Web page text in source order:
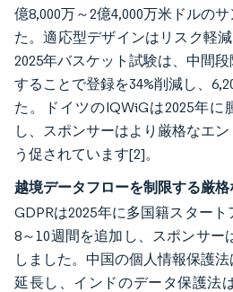
億8,000万～2億4,000万米ドルの
た。適応型デザインはリスク軽
2025年バスケット試験は、中間
することで登録を34%削減し、
た。ドイツのIQWiGは2025年に
し、スポンサーはより厳格なエ
う促されています[2]。
越境データフローを制限する厳
GDPRは2025年に多国籍スター
8～10週間を追加し、スポンサー
しました。中国の個人情報保護
延長し、インドのデータ保護法